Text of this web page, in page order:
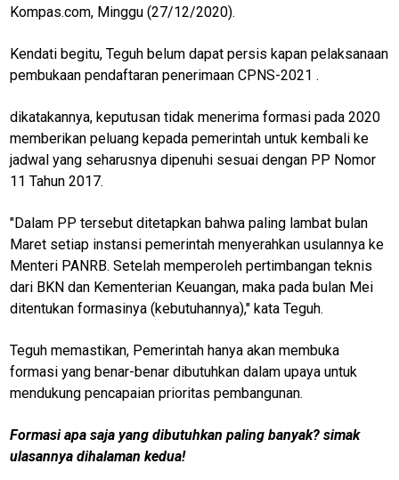
Kompas.com, Minggu (27/12/2020).
Kendati begitu, Teguh belum dapat persis kapan pelaksanaan
pembukaan pendaftaran penerimaan CPNS-2021 .
dikatakannya, keputusan tidak menerima formasi pada 2020
memberikan peluang kepada pemerintah untuk kembali ke
jadwal yang seharusnya dipenuhi sesuai dengan PP Nomor
11 Tahun 2017.
"Dalam PP tersebut ditetapkan bahwa paling lambat bulan
Maret setiap instansi pemerintah menyerahkan usulannya ke
Menteri PANRB. Setelah memperoleh pertimbangan teknis
dari BKN dan Kementerian Keuangan, maka pada bulan Mei
ditentukan formasinya (kebutuhannya)," kata Teguh.
Teguh memastikan, Pemerintah hanya akan membuka
formasi yang benar-benar dibutuhkan dalam upaya untuk
mendukung pencapaian prioritas pembangunan.
Formasi apa saja yang dibutuhkan paling banyak? simak
ulasannya dihalaman kedua!